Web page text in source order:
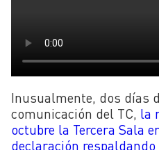
Inusualmente, dos días
comunicación del TC, la
octubre la Tercera Sala
declaración